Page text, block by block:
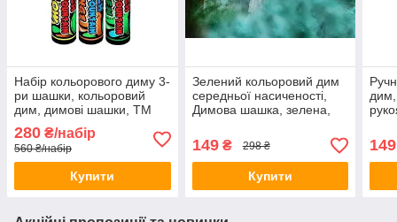
Набір кольорового диму 3-
ри шашки, кольоровий
дим, димові шашки, ТМ
для фотосесій
280 ₴/набір
560 ₴/набір
Купити
Зелений кольоровий дим
середньої насиченості,
Димова шашка, зелена,
149₴ 298 ₴
Купити
149